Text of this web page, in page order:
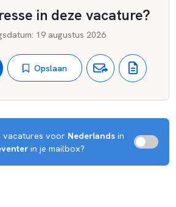
in deze vacature?
: 19 augustus 2026
Opslaan
vacatures voor Nederlands in
in je mailbox?